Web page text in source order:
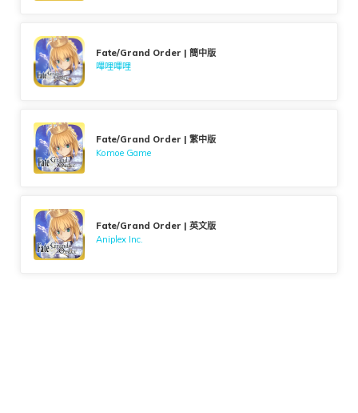
Fate/Grand Order | 簡中版
嗶哩嗶哩
Fate/Grand Order | 繁中版
Komoe Game
Fate/Grand Order | 英文版
Aniplex Inc.